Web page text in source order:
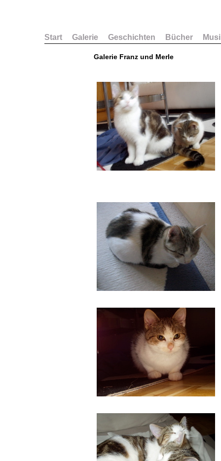
Start Galerie Geschichten Bücher
Galerie Franz und Merle